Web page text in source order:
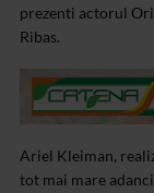
prezenti actorul
Ribas.
Ariel Kleiman,
tot mai mare